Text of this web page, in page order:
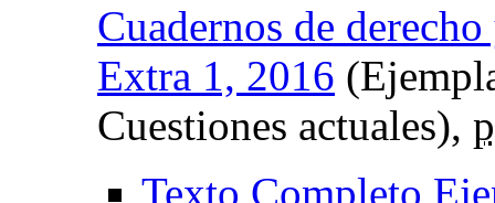
Cuadernos de
Extra 1, 2016
Cuestiones actuales),
Texto Completo